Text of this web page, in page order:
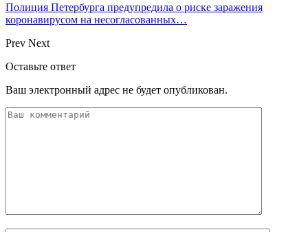
Полиция Петербурга предупредила о риске заражения
коронавирусом на несогласованных…
Prev Next
Оставьте ответ
Ваш электронный адрес не будет опубликован.